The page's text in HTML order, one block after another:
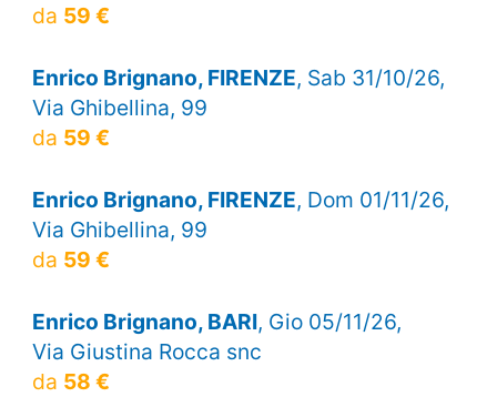
da 59 €
Enrico Brignano, FIRENZE, Sab 31/10/26,
Via Ghibellina, 99
da 59 €
Enrico Brignano, FIRENZE, Dom 01/11/26,
Via Ghibellina, 99
da 59 €
Enrico Brignano, BARI, Gio 05/11/26,
Via Giustina Rocca snc
da 58 €